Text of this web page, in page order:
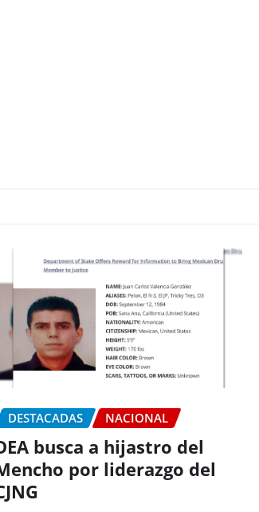
DESTACADAS NACIONAL
busca a hijastro del
por liderazgo del